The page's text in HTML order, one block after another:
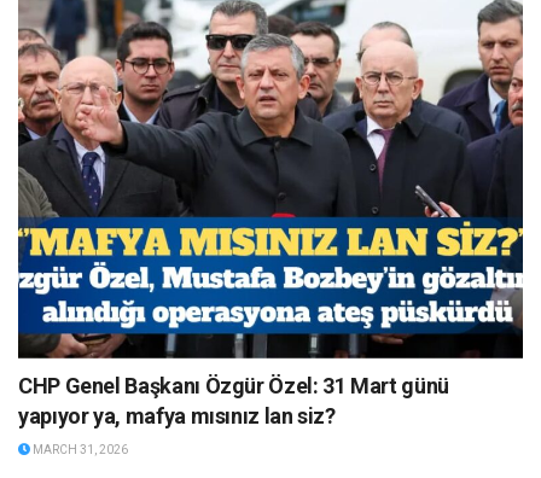
CHP Genel Başkanı Özgür Özel: 31 Mart günü
yapıyor ya, mafya mısınız lan siz?
MARCH 31, 2026